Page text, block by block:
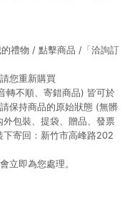
禮物 / 點擊商品 /「洽詢訂
您重新購買
轉不順、寄錯商品) 皆可於
保持商品的原始狀態 (無髒
包裝、提袋、贈品、發票
寄回：新竹市高峰路202
立即為您處理。